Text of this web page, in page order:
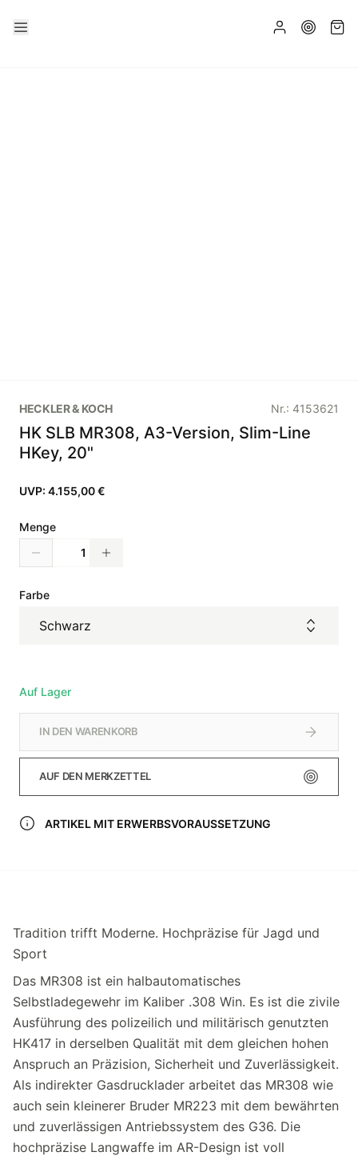
HECKLER & KOCH Nr.: 4153621
HK SLB MR308, A3-Version, Slim-Line
HKey, 20"
UVP: 4.155,00 €
Menge
Farbe
Schwarz
Auf Lager
IN DEN WARENKORB
AUF DEN MERKZETTEL
ARTIKEL MIT ERWERBSVORAUSSETZUNG
Tradition trifft Moderne. Hochpräzise für Jagd und
Sport
Das MR308 ist ein halbautomatisches
Selbstladegewehr im Kaliber .308 Win. Es ist die zivile
Ausführung des polizeilich und militärisch genutzten
HK417 in derselben Qualität mit dem gleichen hohen
Anspruch an Präzision, Sicherheit und Zuverlässigkeit.
Als indirekter Gasdrucklader arbeitet das MR308 wie
auch sein kleinerer Bruder MR223 mit dem bewährten
und zuverlässigen Antriebssystem des G36. Die
hochpräzise Langwaffe im AR-Design ist voll